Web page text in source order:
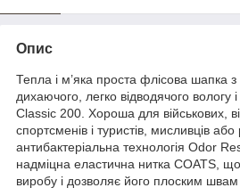
Опис
Тепла і м’яка проста флісова шапка
дихаючого, легко відводячого
Classic 200. Хороша для військових,
спортсменів і туристів, мисливців
антибактеріальна технологія Odor
надміцна еластична нитка COATS, що
виробу і дозволяє його плоским швам